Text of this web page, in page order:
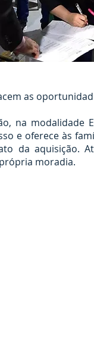
as
na
e oferece às
da aquisição.
moradia.